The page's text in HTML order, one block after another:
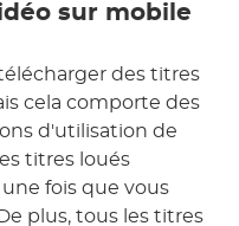
sur mobile
des titres
cela comporte des
d'utilisation de
titres loués
fois que vous
plus, tous les titres